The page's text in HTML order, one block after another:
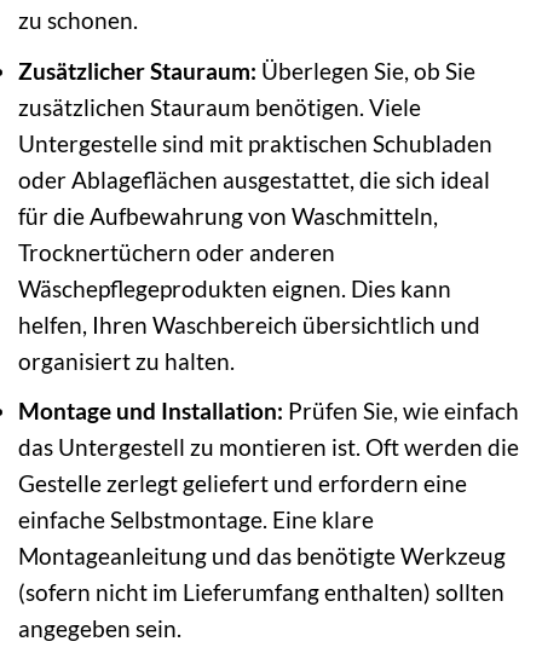
zu schonen.
Zusätzlicher Stauraum: Überlegen Sie, ob Sie
zusätzlichen Stauraum benötigen. Viele
Untergestelle sind mit praktischen Schubladen
oder Ablageflächen ausgestattet, die sich ideal
für die Aufbewahrung von Waschmitteln,
Trocknertüchern oder anderen
Wäschepflegeprodukten eignen. Dies kann
helfen, Ihren Waschbereich übersichtlich und
organisiert zu halten.
Montage und Installation: Prüfen Sie, wie einfach
das Untergestell zu montieren ist. Oft werden die
Gestelle zerlegt geliefert und erfordern eine
einfache Selbstmontage. Eine klare
Montageanleitung und das benötigte Werkzeug
(sofern nicht im Lieferumfang enthalten) sollten
angegeben sein.